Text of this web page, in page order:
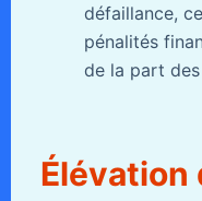
défaillance,
pénalités
de la part
Élévation